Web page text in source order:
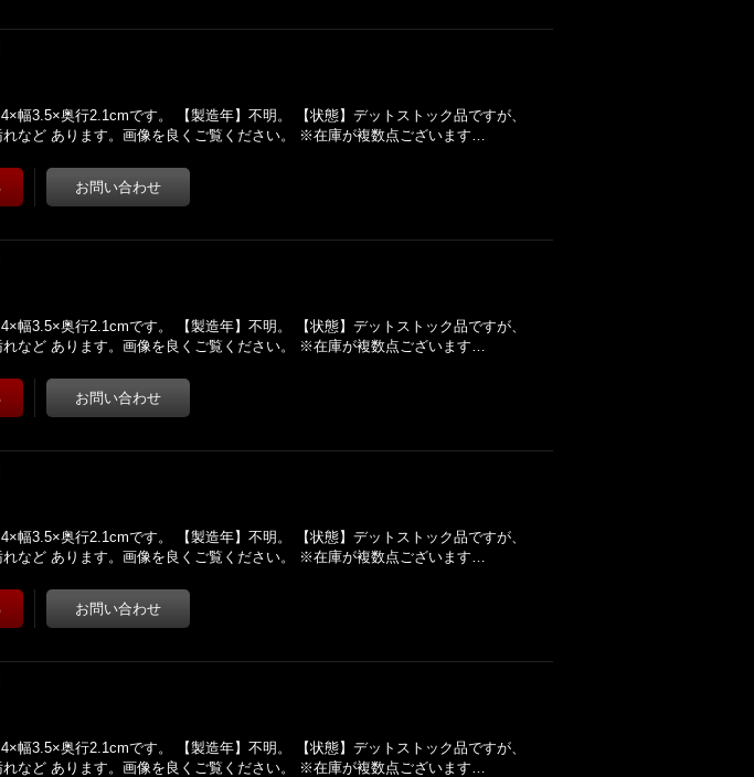
幅3.5×奥行2.1cmです。 【製造年】不明。 【状態】デットストック品ですが、
れなど あります。画像を良くご覧ください。 ※在庫が複数点ございます…
幅3.5×奥行2.1cmです。 【製造年】不明。 【状態】デットストック品ですが、
れなど あります。画像を良くご覧ください。 ※在庫が複数点ございます…
幅3.5×奥行2.1cmです。 【製造年】不明。 【状態】デットストック品ですが、
れなど あります。画像を良くご覧ください。 ※在庫が複数点ございます…
幅3.5×奥行2.1cmです。 【製造年】不明。 【状態】デットストック品ですが、
れなど あります。画像を良くご覧ください。 ※在庫が複数点ございます…